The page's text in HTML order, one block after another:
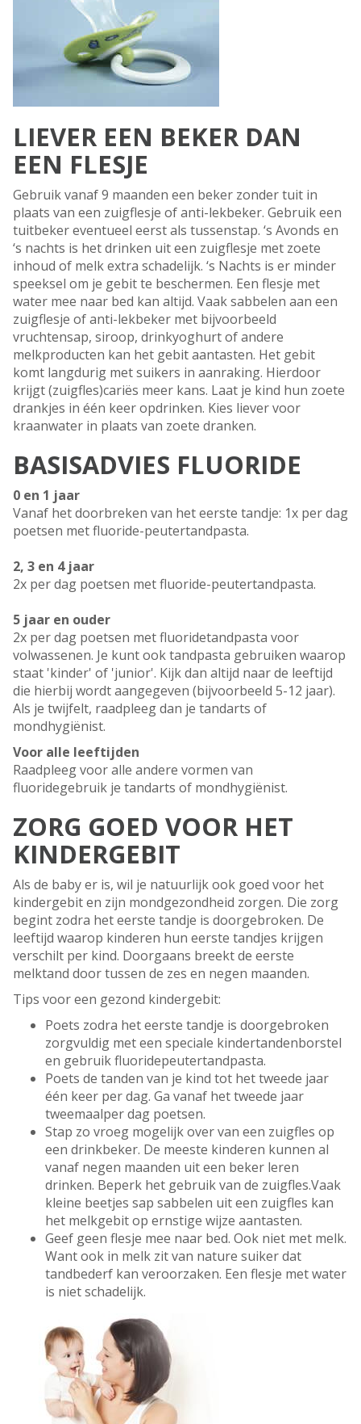
LIEVER EEN BEKER DAN
EEN FLESJE
Gebruik vanaf 9 maanden een beker zonder tuit in
plaats van een zuigflesje of anti-lekbeker. Gebruik een
tuitbeker eventueel eerst als tussenstap. ‘s Avonds en
‘s nachts is het drinken uit een zuigflesje met zoete
inhoud of melk extra schadelijk. ‘s Nachts is er minder
speeksel om je gebit te beschermen. Een flesje met
water mee naar bed kan altijd. Vaak sabbelen aan een
zuigflesje of anti-lekbeker met bijvoorbeeld
vruchtensap, siroop, drinkyoghurt of andere
melkproducten kan het gebit aantasten. Het gebit
komt langdurig met suikers in aanraking. Hierdoor
krijgt (zuigfles)cariës meer kans. Laat je kind hun zoete
drankjes in één keer opdrinken. Kies liever voor
kraanwater in plaats van zoete dranken.
BASISADVIES FLUORIDE
0 en 1 jaar
Vanaf het doorbreken van het eerste tandje: 1x per dag
poetsen met fluoride-peutertandpasta.
2, 3 en 4 jaar
2x per dag poetsen met fluoride-peutertandpasta.
5 jaar en ouder
2x per dag poetsen met fluoridetandpasta voor
volwassenen. Je kunt ook tandpasta gebruiken waarop
staat 'kinder' of 'junior'. Kijk dan altijd naar de leeftijd
die hierbij wordt aangegeven (bijvoorbeeld 5-12 jaar).
Als je twijfelt, raadpleeg dan je tandarts of
mondhygiënist.
Voor alle leeftijden
Raadpleeg voor alle andere vormen van
fluoridegebruik je tandarts of mondhygiënist.
ZORG GOED VOOR HET
KINDERGEBIT
Als de baby er is, wil je natuurlijk ook goed voor het
kindergebit en zijn mondgezondheid zorgen. Die zorg
begint zodra het eerste tandje is doorgebroken. De
leeftijd waarop kinderen hun eerste tandjes krijgen
verschilt per kind. Doorgaans breekt de eerste
melktand door tussen de zes en negen maanden.
Tips voor een gezond kindergebit:
Poets zodra het eerste tandje is doorgebroken
zorgvuldig met een speciale kindertandenborstel
en gebruik fluoridepeutertandpasta.
Poets de tanden van je kind tot het tweede jaar
één keer per dag. Ga vanaf het tweede jaar
tweemaalper dag poetsen.
Stap zo vroeg mogelijk over van een zuigfles op
een drinkbeker. De meeste kinderen kunnen al
vanaf negen maanden uit een beker leren
drinken. Beperk het gebruik van de zuigfles.Vaak
kleine beetjes sap sabbelen uit een zuigfles kan
het melkgebit op ernstige wijze aantasten.
Geef geen flesje mee naar bed. Ook niet met melk.
Want ook in melk zit van nature suiker dat
tandbederf kan veroorzaken. Een flesje met water
is niet schadelijk.